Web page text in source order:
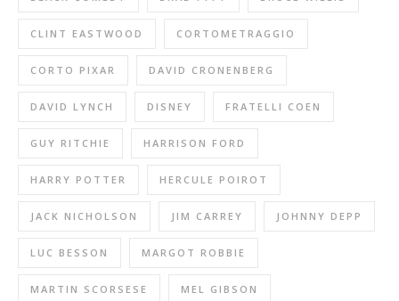
CLINT EASTWOOD CORTOMETRAGGIO
CORTO PIXAR DAVID CRONENBERG
DAVID LYNCH DISNEY FRATELLI COEN
GUY RITCHIE HARRISON FORD
HARRY POTTER HERCULE POIROT
JACK NICHOLSON JIM CARREY JOHNNY DEPP
LUC BESSON MARGOT ROBBIE
MARTIN SCORSESE MEL GIBSON